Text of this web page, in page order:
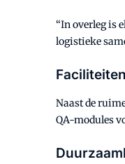
“In overleg is
logistieke
Naast de
QA-modules